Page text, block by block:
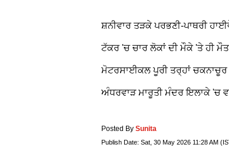
ਸ਼ਨੀਵਾਰ ਤੜਕੇ ਪਰਭਣੀ-ਪਾਥਰੀ
ਟੱਕਰ 'ਚ ਚਾਰ ਲੋਕਾਂ ਦੀ ਮੌਕੇ 'ਤੇ ਹੀ
ਮੋਟਰਸਾਈਕਲ ਪੂਰੀ ਤਰ੍ਹਾਂ ਚਕਨਾਚੂਰ
ਅੰਧਰਵਾੜ ਮਾਰੂਤੀ ਮੰਦਰ ਇਲਾਕੇ 'ਚ
Posted By Sunita
Publish Date: Sat, 30 May 2026 11:28 AM